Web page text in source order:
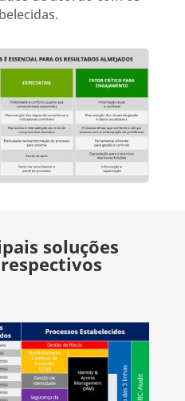
soluções
respectivos